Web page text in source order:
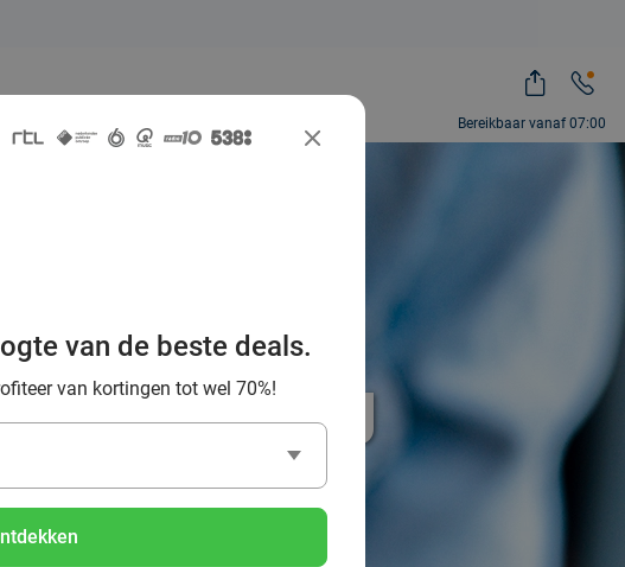
Bereikbaar vanaf 07:00
korting
van de beste deals.
van kortingen tot wel 70%!